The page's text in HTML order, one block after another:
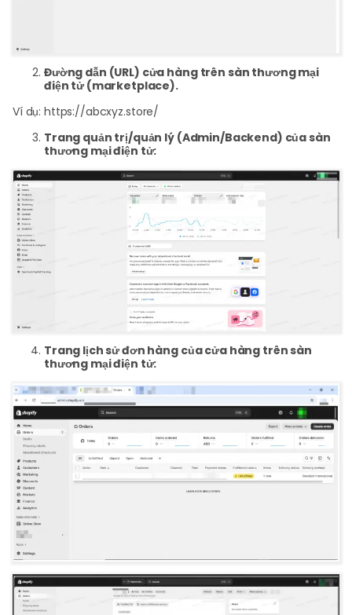
Đường dẫn (URL) cửa hàng trên sàn thương mại
điện tử (marketplace).
Ví dụ: https://abcxyz.store/
Trang quản trị/quản lý (Admin/Backend) của sàn
thương mại điện tử:
Trang lịch sử đơn hàng của cửa hàng trên sàn
thương mại điện tử: